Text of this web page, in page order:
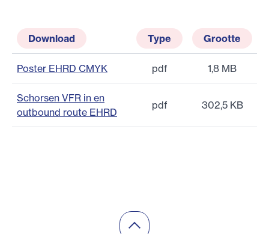
Download Type Grootte
Poster EHRD CMYK pdf 1,8 MB
Schorsen VFR in en
outbound route EHRD
pdf 302,5 KB